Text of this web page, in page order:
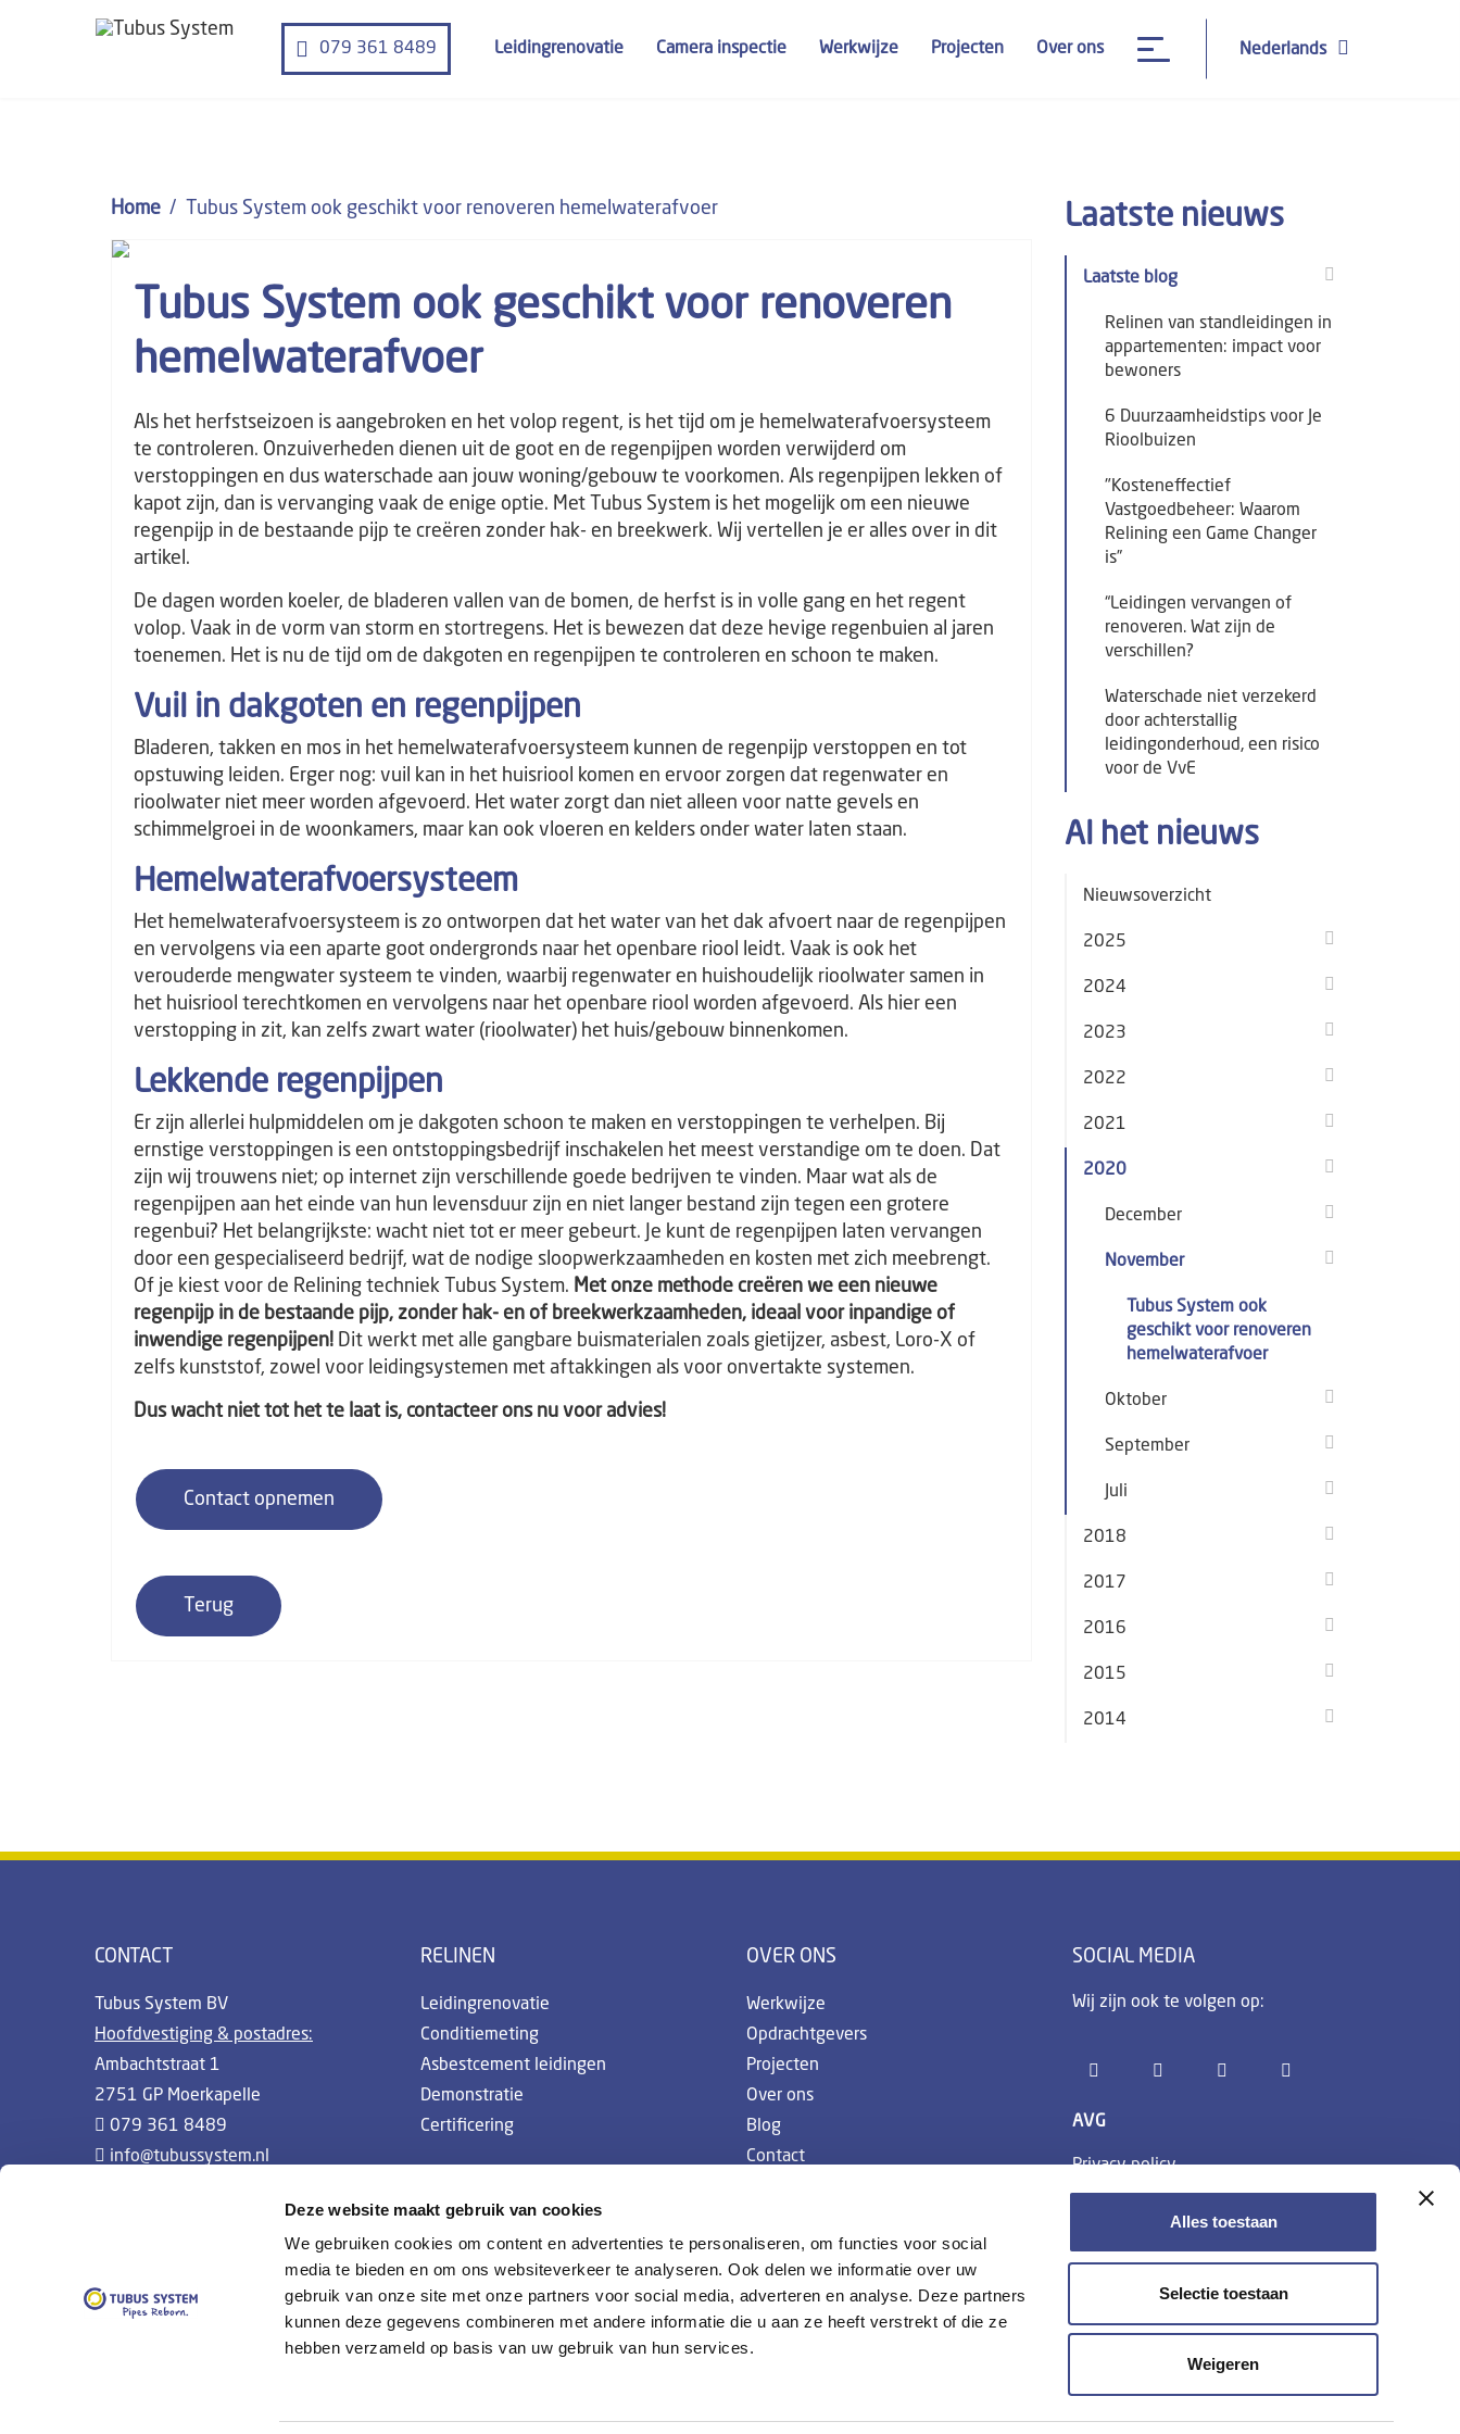
Deze website maakt gebruik van cookies
We gebruiken cookies om content en advertenties te personaliseren, om functies voor social
media te bieden en om ons websiteverkeer te analyseren. Ook delen we informatie over uw
gebruik van onze site met onze partners voor social media, adverteren en analyse. Deze partners
kunnen deze gegevens combineren met andere informatie die u aan ze heeft verstrekt of die ze
hebben verzameld op basis van uw gebruik van hun services.
Alles toestaan
Selectie toestaan
Weigeren
079 361 8489 Leidingrenovatie Camera inspectie Werkwijze Projecten Over ons Nederlands
Home Tubus System ook geschikt voor renoveren hemelwaterafvoer
Tubus System ook geschikt voor renoveren
hemelwaterafvoer
Als het herfstseizoen is aangebroken en het volop regent, is het tijd om je hemelwaterafvoersysteem
te controleren. Onzuiverheden dienen uit de goot en de regenpijpen worden verwijderd om
verstoppingen en dus waterschade aan jouw woning/gebouw te voorkomen. Als regenpijpen lekken of
kapot zijn, dan is vervanging vaak de enige optie. Met Tubus System is het mogelijk om een nieuwe
regenpijp in de bestaande pijp te creëren zonder hak- en breekwerk. Wij vertellen je er alles over in dit
artikel.
De dagen worden koeler, de bladeren vallen van de bomen, de herfst is in volle gang en het regent
volop. Vaak in de vorm van storm en stortregens. Het is bewezen dat deze hevige regenbuien al jaren
toenemen. Het is nu de tijd om de dakgoten en regenpijpen te controleren en schoon te maken.
Vuil in dakgoten en regenpijpen
Bladeren, takken en mos in het hemelwaterafvoersysteem kunnen de regenpijp verstoppen en tot
opstuwing leiden. Erger nog: vuil kan in het huisriool komen en ervoor zorgen dat regenwater en
rioolwater niet meer worden afgevoerd. Het water zorgt dan niet alleen voor natte gevels en
schimmelgroei in de woonkamers, maar kan ook vloeren en kelders onder water laten staan.
Hemelwaterafvoersysteem
Het hemelwaterafvoersysteem is zo ontworpen dat het water van het dak afvoert naar de regenpijpen
en vervolgens via een aparte goot ondergronds naar het openbare riool leidt. Vaak is ook het
verouderde mengwater systeem te vinden, waarbij regenwater en huishoudelijk rioolwater samen in
het huisriool terechtkomen en vervolgens naar het openbare riool worden afgevoerd. Als hier een
verstopping in zit, kan zelfs zwart water (rioolwater) het huis/gebouw binnenkomen.
Lekkende regenpijpen
Er zijn allerlei hulpmiddelen om je dakgoten schoon te maken en verstoppingen te verhelpen. Bij
ernstige verstoppingen is een ontstoppingsbedrijf inschakelen het meest verstandige om te doen. Dat
zijn wij trouwens niet; op internet zijn verschillende goede bedrijven te vinden. Maar wat als de
regenpijpen aan het einde van hun levensduur zijn en niet langer bestand zijn tegen een grotere
regenbui? Het belangrijkste: wacht niet tot er meer gebeurt. Je kunt de regenpijpen laten vervangen
door een gespecialiseerd bedrijf, wat de nodige sloopwerkzaamheden en kosten met zich meebrengt.
Of je kiest voor de Relining techniek Tubus System. Met onze methode creëren we een nieuwe
regenpijp in de bestaande pijp, zonder hak- en of breekwerkzaamheden, ideaal voor inpandige of
inwendige regenpijpen! Dit werkt met alle gangbare buismaterialen zoals gietijzer, asbest, Loro-X of
zelfs kunststof, zowel voor leidingsystemen met aftakkingen als voor onvertakte systemen.
Dus wacht niet tot het te laat is, contacteer ons nu voor advies!
Contact opnemen
Terug
Laatste nieuws
Laatste blog
Relinen van standleidingen in
appartementen: impact voor
bewoners
6 Duurzaamheidstips voor Je
Rioolbuizen
"Kosteneffectief
Vastgoedbeheer: Waarom
Relining een Game Changer
is”
“Leidingen vervangen of
renoveren. Wat zijn de
verschillen?
Waterschade niet verzekerd
door achterstallig
leidingonderhoud, een risico
voor de VvE
Al het nieuws
Nieuwsoverzicht
2025
2024
2023
2022
2021
2020
December
November
Tubus System ook
geschikt voor renoveren
hemelwaterafvoer
Oktober
September
Juli
2018
2017
2016
2015
2014
CONTACT
Tubus System BV
Hoofdvestiging & postadres:
Ambachtstraat 1
2751 GP Moerkapelle
079 361 8489
info@tubussystem.nl
RELINEN
Leidingrenovatie
Conditiemeting
Asbestcement leidingen
Demonstratie
Certificering
OVER ONS
Werkwijze
Opdrachtgevers
Projecten
Over ons
Blog
Contact
SOCIAL MEDIA
Wij zijn ook te volgen op:
AVG
Privacy policy
Cookie policy
Algemene voorwaarden
Disclaimer